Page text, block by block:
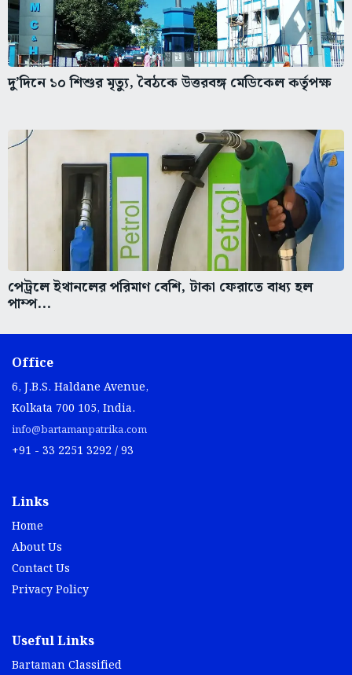
দু’দিনে ১০ শিশুর মৃত্যু, বৈঠকে উত্তরবঙ্গ মেডিকেল কর্তৃপক্ষ
পেট্রলে ইথানলের পরিমাণ বেশি, টাকা ফেরাতে বাধ্য হল
পাম্প...
Office
6, J.B.S. Haldane Avenue,
Kolkata 700 105, India.
info@bartamanpatrika.com
+91 - 33 2251 3292 / 93
Links
Home
About Us
Contact Us
Privacy Policy
Useful Links
Bartaman Classified